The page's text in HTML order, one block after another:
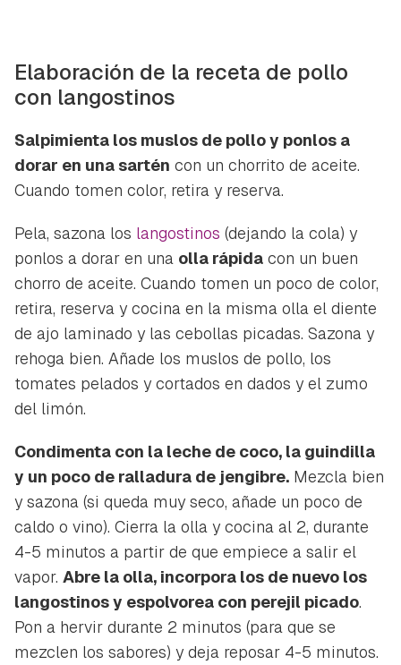
Elaboración de la receta de pollo
con langostinos
Salpimienta los muslos de pollo y ponlos a
dorar en una sartén con un chorrito de aceite.
Cuando tomen color, retira y reserva.
Pela, sazona los langostinos (dejando la cola) y
ponlos a dorar en una olla rápida con un buen
chorro de aceite. Cuando tomen un poco de color,
retira, reserva y cocina en la misma olla el diente
de ajo laminado y las cebollas picadas. Sazona y
rehoga bien. Añade los muslos de pollo, los
tomates pelados y cortados en dados y el zumo
del limón.
Condimenta con la leche de coco, la guindilla
y un poco de ralladura de jengibre. Mezcla bien
y sazona (si queda muy seco, añade un poco de
caldo o vino). Cierra la olla y cocina al 2, durante
4-5 minutos a partir de que empiece a salir el
vapor. Abre la olla, incorpora los de nuevo los
langostinos y espolvorea con perejil picado.
Pon a hervir durante 2 minutos (para que se
mezclen los sabores) y deja reposar 4-5 minutos.